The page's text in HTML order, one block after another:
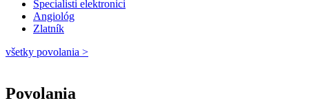
Špecialisti elektronici
Angiológ
Zlatník
všetky povolania >
Povolania